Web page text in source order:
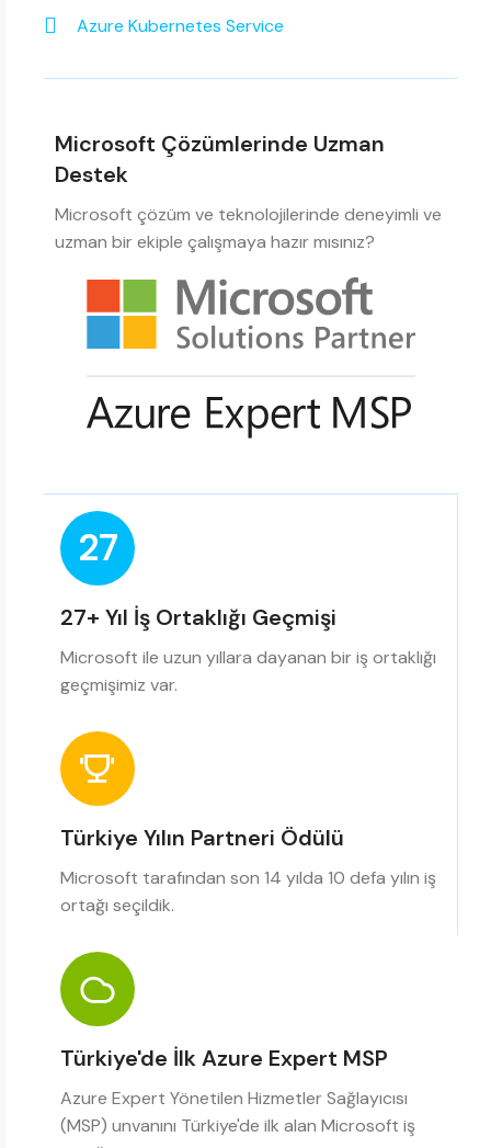
Azure Kubernetes Service
Microsoft Çözümlerinde Uzman
Destek
Microsoft çözüm ve teknolojilerinde deneyimli ve
uzman bir ekiple çalışmaya hazır mısınız?
27
27+ Yıl İş Ortaklığı Geçmişi
Microsoft ile uzun yıllara dayanan bir iş ortaklığı
geçmişimiz var.
Türkiye Yılın Partneri Ödülü
Microsoft tarafından son 14 yılda 10 defa yılın iş
ortağı seçildik.
Türkiye'de İlk Azure Expert MSP
Azure Expert Yönetilen Hizmetler Sağlayıcısı
(MSP) unvanını Türkiye'de ilk alan Microsoft iş